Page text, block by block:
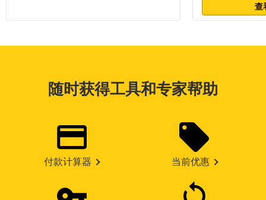
查
随时获得工具和专家帮助
付款计算器 当前优惠